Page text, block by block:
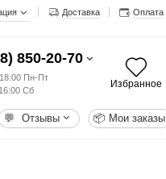
Доставка Оплата
850-20-70
Пн-Пт
Сб
Избранное
💬 Отзывы 📦 Мои заказы